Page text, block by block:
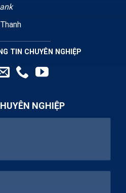
TIN CHUYÊN NGHIỆP
NGHIỆP